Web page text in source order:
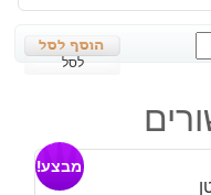
לסל
מבצע!